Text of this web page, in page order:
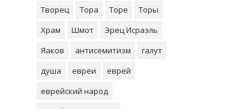
Творец
Тора Торе
Торы
Храм
Шмот
Эрец Исраэль
Яаков
антисемитизм
галут
душа
евреи
еврей
еврейский народ